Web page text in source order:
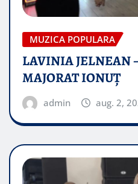
MUZICA POPULARA
LAVINIA JELNEAN
MAJORAT IONUŢ
admin aug. 2,